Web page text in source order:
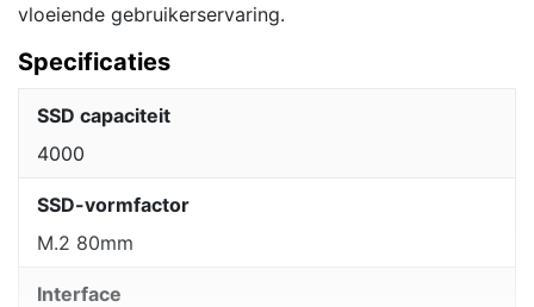
vloeiende gebruikerservaring.
Specificaties
SSD capaciteit
4000
SSD-vormfactor
M.2 80mm
Interface